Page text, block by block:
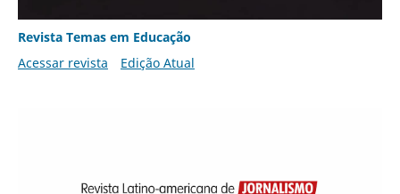
Revista Temas em Educação
Acessar revista
Edição Atual